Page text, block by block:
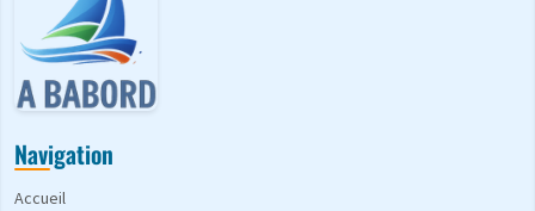
Navigation
Accueil